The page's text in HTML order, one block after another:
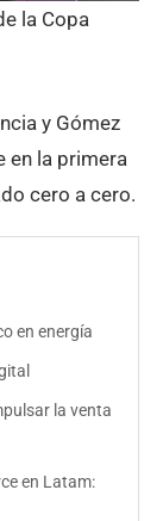
la Copa
y Gómez
en la primera
cero a cero.
en energía
la venta
en Latam: